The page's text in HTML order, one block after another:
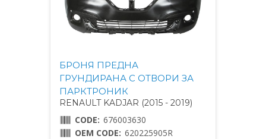
БРОНЯ ПРЕДНА
ГРУНДИРАНА С ОТВОРИ ЗА
ПАРКТРОНИК
RENAULT KADJAR (2015 - 2019)
CODE: 676003630
OEM CODE: 620225905R